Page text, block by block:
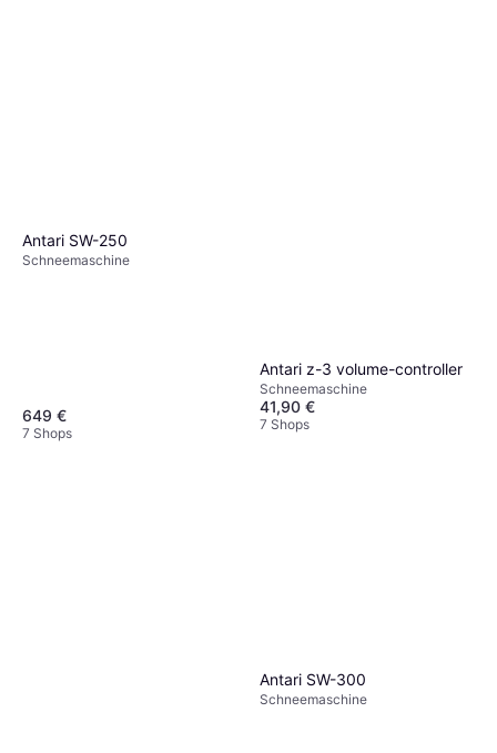
Antari SW-250
Schneemaschine
649 €
7 Shops
Antari z-3 volume-controller
Schneemaschine
41,90 €
7 Shops
Antari SW-300
Schneemaschine